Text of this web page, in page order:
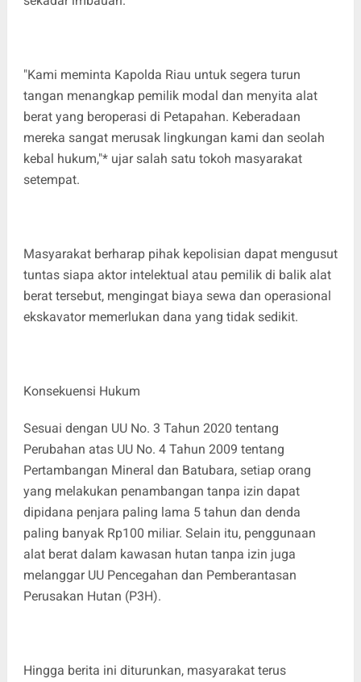
"Kami meminta Kapolda Riau untuk segera turun
tangan menangkap pemilik modal dan menyita alat
berat yang beroperasi di Petapahan. Keberadaan
mereka sangat merusak lingkungan kami dan seolah
kebal hukum,"* ujar salah satu tokoh masyarakat
setempat.
Masyarakat berharap pihak kepolisian dapat mengusut
tuntas siapa aktor intelektual atau pemilik di balik alat
berat tersebut, mengingat biaya sewa dan operasional
ekskavator memerlukan dana yang tidak sedikit.
Konsekuensi Hukum
Sesuai dengan UU No. 3 Tahun 2020 tentang
Perubahan atas UU No. 4 Tahun 2009 tentang
Pertambangan Mineral dan Batubara, setiap orang
yang melakukan penambangan tanpa izin dapat
dipidana penjara paling lama 5 tahun dan denda
paling banyak Rp100 miliar. Selain itu, penggunaan
alat berat dalam kawasan hutan tanpa izin juga
melanggar UU Pencegahan dan Pemberantasan
Perusakan Hutan (P3H).
Hingga berita ini diturunkan, masyarakat terus